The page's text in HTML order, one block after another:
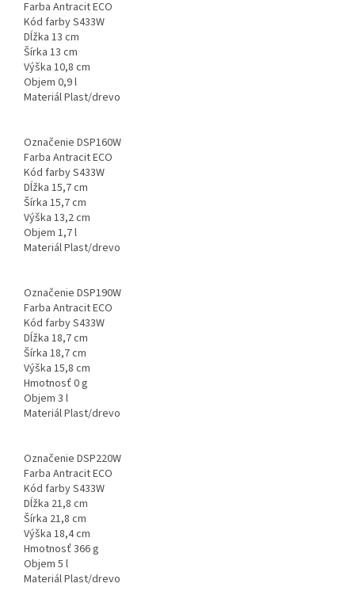
Farba Antracit ECO
Kód farby S433W
Dĺžka 13 cm
Šírka 13 cm
Výška 10,8 cm
Objem 0,9 l
Materiál Plast/drevo
Označenie DSP160W
Farba Antracit ECO
Kód farby S433W
Dĺžka 15,7 cm
Šírka 15,7 cm
Výška 13,2 cm
Objem 1,7 l
Materiál Plast/drevo
Označenie DSP190W
Farba Antracit ECO
Kód farby S433W
Dĺžka 18,7 cm
Šírka 18,7 cm
Výška 15,8 cm
Hmotnosť 0 g
Objem 3 l
Materiál Plast/drevo
Označenie DSP220W
Farba Antracit ECO
Kód farby S433W
Dĺžka 21,8 cm
Šírka 21,8 cm
Výška 18,4 cm
Hmotnosť 366 g
Objem 5 l
Materiál Plast/drevo